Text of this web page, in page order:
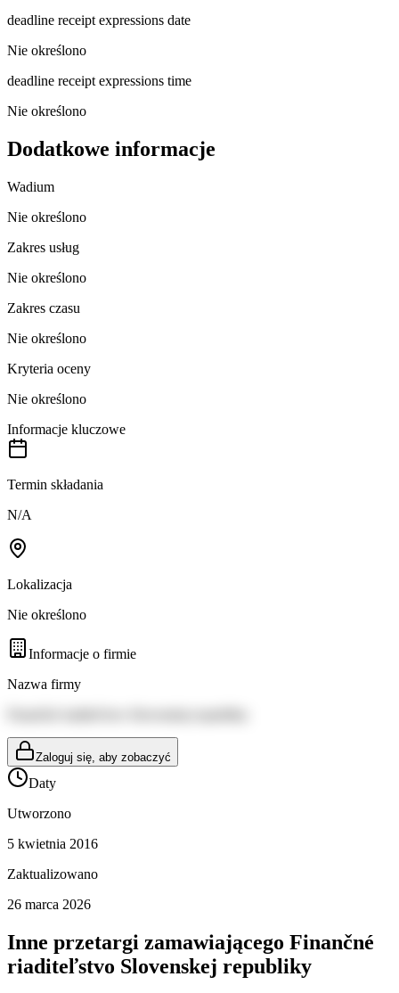
deadline receipt expressions date
Nie określono
deadline receipt expressions time
Nie określono
Dodatkowe informacje
Wadium
Nie określono
Zakres usług
Nie określono
Zakres czasu
Nie określono
Kryteria oceny
Nie określono
Informacje kluczowe
Termin składania
N/A
Lokalizacja
Nie określono
Informacje o firmie
Nazwa firmy
Zaloguj się, aby zobaczyć
Daty
Utworzono
5 kwietnia 2016
Zaktualizowano
26 marca 2026
Inne przetargi zamawiającego Finančné
riaditeľstvo Slovenskej republiky